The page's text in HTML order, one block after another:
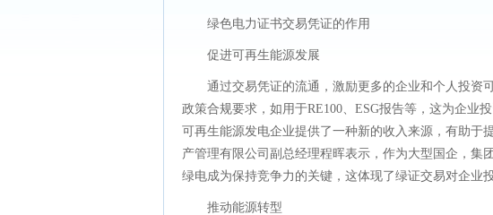
绿色电力证书交易凭证的作用
促进可再生能源发展
通过交易凭证的流通，激励更多的企业和个人投资
政策合规要求，如用于RE100、ESG报告等，这为企业
可再生能源发电企业提供了一种新的收入来源，有助于
产管理有限公司副总经理程晖表示，作为大型国企，集
绿电成为保持竞争力的关键，这体现了绿证交易对企业
推动能源转型